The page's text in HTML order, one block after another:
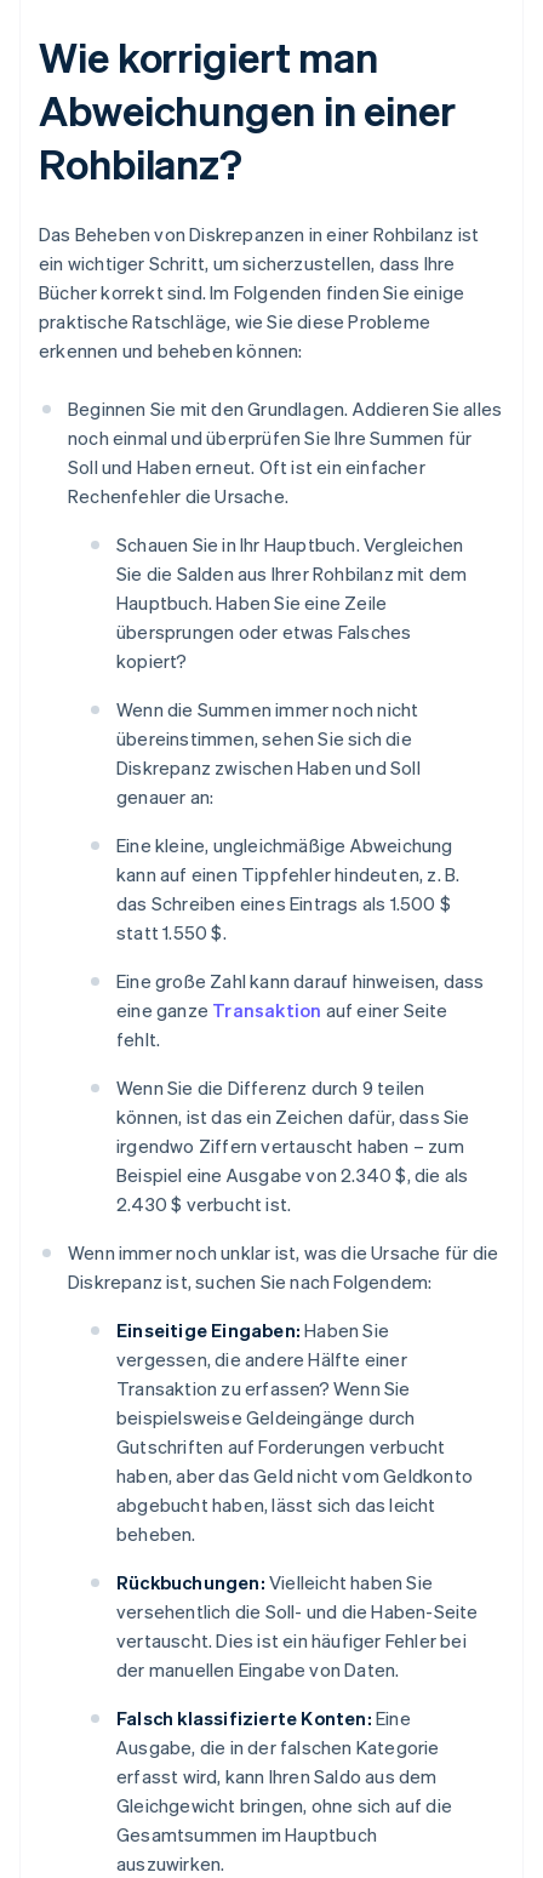
Wie korrigiert man
Abweichungen in einer
Rohbilanz?
Das Beheben von Diskrepanzen in einer Rohbilanz ist
ein wichtiger Schritt, um sicherzustellen, dass Ihre
Bücher korrekt sind. Im Folgenden finden Sie einige
praktische Ratschläge, wie Sie diese Probleme
erkennen und beheben können:
Beginnen Sie mit den Grundlagen. Addieren Sie alles
noch einmal und überprüfen Sie Ihre Summen für
Soll und Haben erneut. Oft ist ein einfacher
Rechenfehler die Ursache.
Schauen Sie in Ihr Hauptbuch. Vergleichen
Sie die Salden aus Ihrer Rohbilanz mit dem
Hauptbuch. Haben Sie eine Zeile
übersprungen oder etwas Falsches
kopiert?
Wenn die Summen immer noch nicht
übereinstimmen, sehen Sie sich die
Diskrepanz zwischen Haben und Soll
genauer an:
Eine kleine, ungleichmäßige Abweichung
kann auf einen Tippfehler hindeuten, z. B.
das Schreiben eines Eintrags als 1.500 $
statt 1.550 $.
Eine große Zahl kann darauf hinweisen, dass
eine ganze Transaktion auf einer Seite
fehlt.
Wenn Sie die Differenz durch 9 teilen
können, ist das ein Zeichen dafür, dass Sie
irgendwo Ziffern vertauscht haben – zum
Beispiel eine Ausgabe von 2.340 $, die als
2.430 $ verbucht ist.
Wenn immer noch unklar ist, was die Ursache für die
Diskrepanz ist, suchen Sie nach Folgendem:
Einseitige Eingaben: Haben Sie
vergessen, die andere Hälfte einer
Transaktion zu erfassen? Wenn Sie
beispielsweise Geldeingänge durch
Gutschriften auf Forderungen verbucht
haben, aber das Geld nicht vom Geldkonto
abgebucht haben, lässt sich das leicht
beheben.
Rückbuchungen: Vielleicht haben Sie
versehentlich die Soll- und die Haben-Seite
vertauscht. Dies ist ein häufiger Fehler bei
der manuellen Eingabe von Daten.
Falsch klassifizierte Konten: Eine
Ausgabe, die in der falschen Kategorie
erfasst wird, kann Ihren Saldo aus dem
Gleichgewicht bringen, ohne sich auf die
Gesamtsummen im Hauptbuch
auszuwirken.